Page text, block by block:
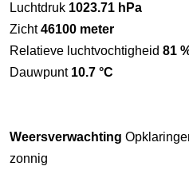
Luchtdruk 1023.71 hPa
Zicht46100 meter
Relatieve luchtvochtigheid 81
Dauwpunt 10.7 °C
Weersverwachting
zonnig